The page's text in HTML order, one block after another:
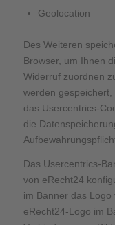
Geolocation
Des Weiteren
Browser, um Ihnen
Widerruf zuordnen
werden gespeichert,
das Usercentrics-
die
Das Usercentrics-
von eRecht24
im Banner das
eRecht24-Logo im